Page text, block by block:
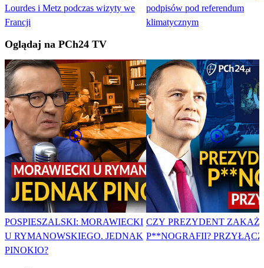
Lourdes i Metz podczas wizyty we
Francji
podpisów pod referendum
klimatycznym
Oglądaj na PCh24 TV
POSPIESZALSKI: MORAWIECKI
U RYMANOWSKIEGO. JEDNAK
PINOKIO?
CZY PREZYDENT
P**NOGRAFII?